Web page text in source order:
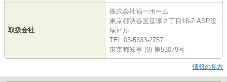
取扱会社
株式会社福一ホーム
東京都渋谷区笹塚２丁目16-2 ASP笹
塚ビル
TEL:03-5333-2757
東京都知事 (9) 第53079号
情報の見方